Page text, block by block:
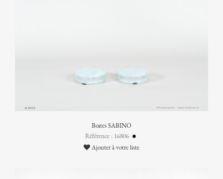
Boîtes SABINO
Référence : 16806
Ajouter à votre liste